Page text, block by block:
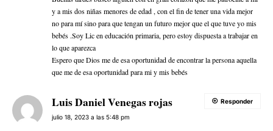
y a mis dos niñas menores de edad , con el fin de tener una vida mejor
no para mí sino para que tengan un futuro mejor que el que tuve yo mis
bebés .Soy Lic en educación primaria, pero estoy dispuesta a trabajar en
lo que aparezca
Espero que Dios me de esa oportunidad de encontrar la persona aquella
que me de esa oportunidad para mi y mis bebés
Luis Daniel Venegas rojas
julio 18, 2023 a las 5:48 pm
Responder